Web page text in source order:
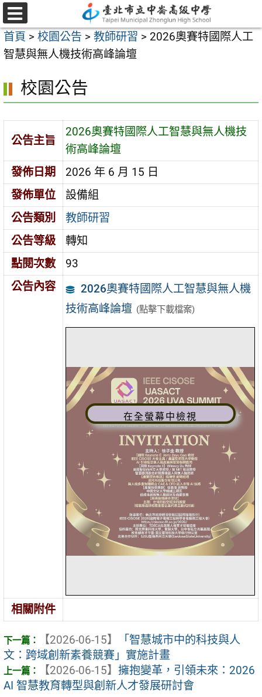
跳
至
主
要
容
選
單
首頁 > 校園公告 > 教師研習 > 2026奧賽特國際人工
智慧與無人機技術高峰論壇
校園公告
公告主旨
2026奧賽特國際人工智慧與無人機技
術高峰論壇
發佈日期
2026 年 6 月 15 日
發佈單位
設備組
公告類別
教師研習
公告等級
轉知
點閱次數
93
公告內容
2026奧賽特國際人工智慧與無人機
技術高峰論壇 (點擊下載檔案)
在全螢幕中檢視
相關附件
【2026-06-15】
「智慧城市中的科技與人
文：跨域創新素養競賽」實施計畫
【2026-06-15】 擁抱變革，引領未來：2026
AI 智慧教育轉型與創新人才發展研討會